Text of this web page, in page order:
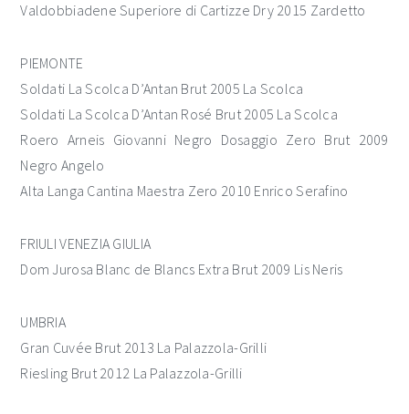
Valdobbiadene Superiore di Cartizze Dry 2015 Zardetto
PIEMONTE
Soldati La Scolca D’Antan Brut 2005 La Scolca
Soldati La Scolca D’Antan Rosé Brut 2005 La Scolca
Roero Arneis Giovanni Negro Dosaggio Zero Brut 2009
Negro Angelo
Alta Langa Cantina Maestra Zero 2010 Enrico Serafino
FRIULI VENEZIA GIULIA
Dom Jurosa Blanc de Blancs Extra Brut 2009 Lis Neris
UMBRIA
Gran Cuvée Brut 2013 La Palazzola-Grilli
Riesling Brut 2012 La Palazzola-Grilli